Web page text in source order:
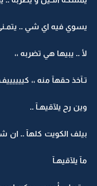
يسوي فيه اي شي ..
لأ .. يبيها هي تضربه ،،
تـآخذ حقهآ منه ،،
وين رح يلآقيهـآ ..
بيلف الكويت كلهآ .. ان
مآ يلآقيهـآ